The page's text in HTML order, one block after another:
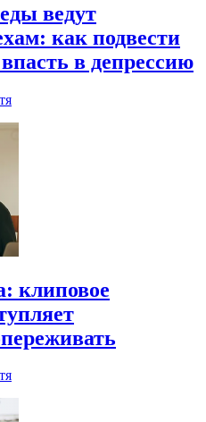
ведут
как подвести
в депрессию
клиповое